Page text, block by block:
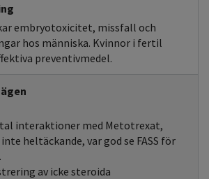
embryotoxicitet, missfall och
hos människa. Kvinnor i fertil
preventivmedel.
interaktioner med Metotrexat,
heltäckande, var god se FASS för
av icke steroida